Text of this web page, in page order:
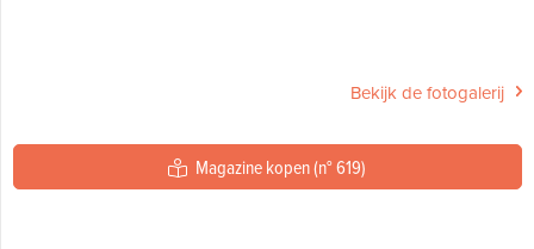
Bekijk de fotogalerij
Magazine kopen (n° 619)